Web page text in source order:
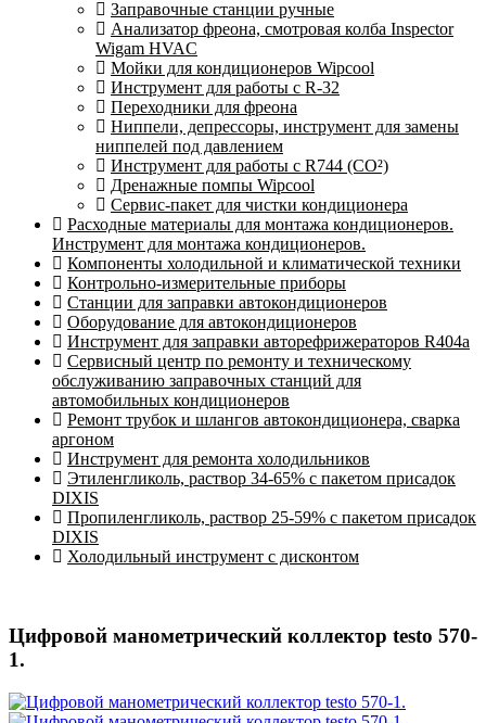
Заправочные станции ручные
Анализатор фреона, смотровая колба Inspector
Wigam HVAC
Мойки для кондиционеров Wipcool
Инструмент для работы с R-32
Переходники для фреона
Ниппели, депрессоры, инструмент для замены
ниппелей под давлением
Инструмент для работы с R744 (CO²)
Дренажные помпы Wipcool
Сервис-пакет для чистки кондиционера
Расходные материалы для монтажа кондиционеров.
Инструмент для монтажа кондиционеров.
Компоненты холодильной и климатической техники
Контрольно-измерительные приборы
Станции для заправки автокондиционеров
Оборудование для автокондиционеров
Инструмент для заправки авторефрижераторов R404a
Сервисный центр по ремонту и техническому
обслуживанию заправочных станций для
автомобильных кондиционеров
Ремонт трубок и шлангов автокондиционера, сварка
аргоном
Инструмент для ремонта холодильников
Этиленгликоль, раствор 34-65% с пакетом присадок
DIXIS
Пропиленгликоль, раствор 25-59% с пакетом присадок
DIXIS
Холодильный инструмент с дисконтом
Цифровой манометрический коллектор testo 570-
1.